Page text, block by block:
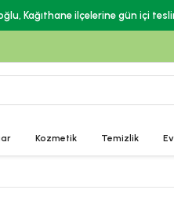
Kozmetik Temizlik